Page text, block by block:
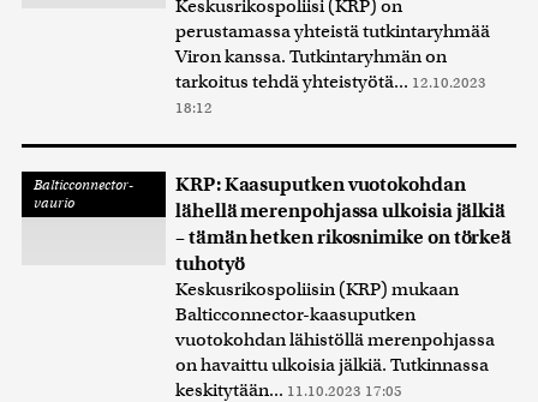
Keskusrikospoliisi (KRP) on
perustamassa yhteistä tutkintaryhmää
Viron kanssa. Tutkintaryhmän on
tarkoitus tehdä yhteistyötä... 12.10.2023
18:12
Balticconnector-
vaurio
KRP: Kaasuputken vuotokohdan
lähellä merenpohjassa ulkoisia jälkiä
– tämän hetken rikosnimike on törkeä
tuhotyö
Keskusrikospoliisin (KRP) mukaan
Balticconnector-kaasuputken
vuotokohdan lähistöllä merenpohjassa
on havaittu ulkoisia jälkiä. Tutkinnassa
keskitytään... 11.10.2023 17:05